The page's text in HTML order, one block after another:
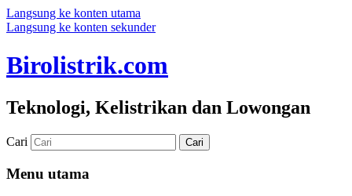
Langsung ke konten utama
Langsung ke konten sekunder
Birolistrik.com
Teknologi, Kelistrikan dan Lowongan
Cari
Menu utama